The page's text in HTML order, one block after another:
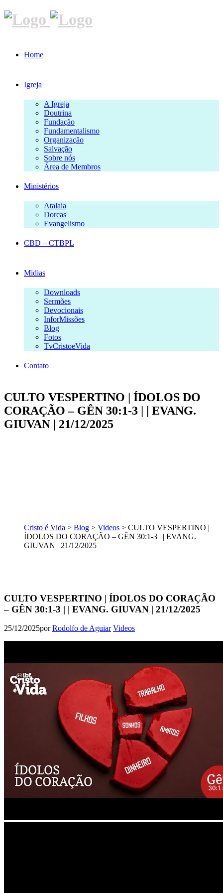
Home
Igreja
A Igreja
Doutrina
Fundação
Fundamentalismo
Organização
Salvação
Sobre nós
Área de Membros
Ministérios
Atalaia
Dorcas
Evangelismo
CBD – CTBPL
Midias
Downloads
Sermões
Devocionais
InforMissões
Blog
Fotos
TvCristoeVida
Contato
CULTO VESPERTINO | ÍDOLOS DO
CORAÇÃO – GÊN 30:1-3 | | EVANG.
GIUVAN | 21/12/2025
Cristo é Vida > Blog > Videos > CULTO VESPERTINO |
ÍDOLOS DO CORAÇÃO – GÊN 30:1-3 | | EVANG.
GIUVAN | 21/12/2025
CULTO VESPERTINO | ÍDOLOS DO CORAÇÃO
– GÊN 30:1-3 | | EVANG. GIUVAN | 21/12/2025
25/12/2025porRodolfo de Aguiar Videos